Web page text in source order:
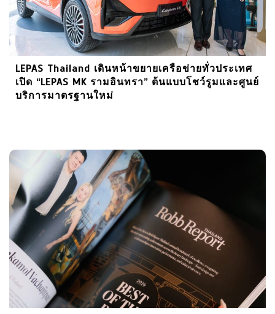
LEPAS Thailand เดินหน้าขยายเครือข่ายทั่วประเทศ
เปิด “LEPAS MK รามอินทรา” ต้นแบบโชว์รูมและศูนย์
บริการมาตรฐานใหม่